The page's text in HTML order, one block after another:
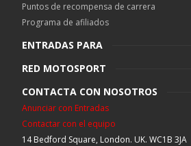
Puntos de recompensa de carrera
Programa de afiliados
ENTRADAS PARA
RED MOTOSPORT
CONTACTA CON NOSOTROS
Anunciar con Entradas
Contactar con el equipo
14 Bedford Square, London. UK. WC1B 3JA